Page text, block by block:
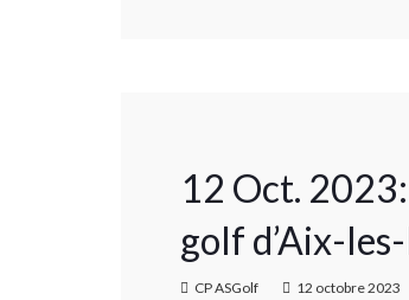
12 Oct.
golf d’Aix-
CP ASGolf 12 octobre 2023